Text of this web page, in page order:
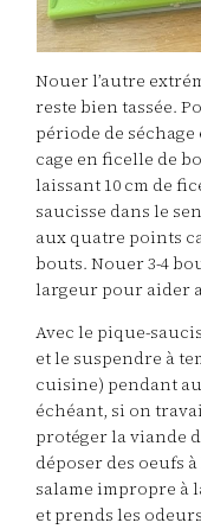
Nouer l’autre
reste bien tassée.
période de
cage en ficelle de
laissant 10 cm de
saucisse dans le
aux quatre points
bouts. Nouer 3-4
largeur pour aider
Avec le pique-
et le suspendre à
cuisine) pendant
échéant, si on
protéger la viande
déposer des oeufs
salame impropre à
et prends les